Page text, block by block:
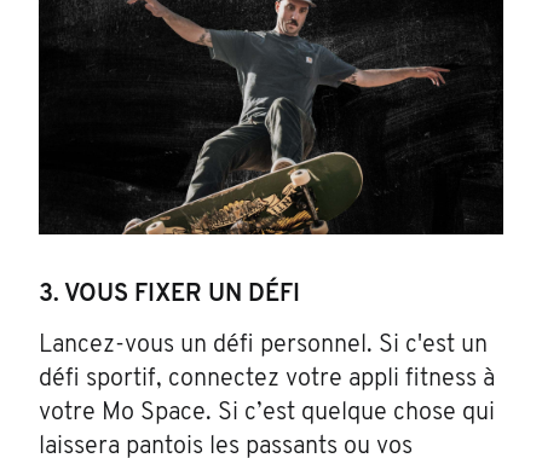
3. VOUS FIXER UN DÉFI
Lancez-vous un défi personnel. Si c'est un
défi sportif, connectez votre appli fitness à
votre Mo Space. Si c’est quelque chose qui
laissera pantois les passants ou vos